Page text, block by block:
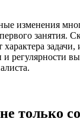
изменения
занятия.
характера
и регулярности
только